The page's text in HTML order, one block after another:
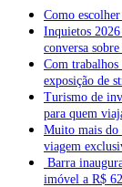
Como
Inquietos
conversa
Com
exposição de
Turismo de
para quem
Muito mais do
viagem
Barra
imóvel a R$